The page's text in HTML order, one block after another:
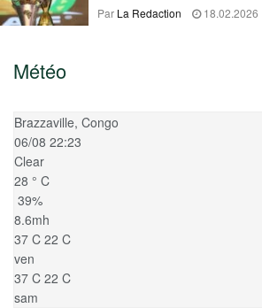
Par La Redaction 18.02.2026
Météo
Brazzaville, Congo
06/08 22:23
Clear
28 ° C
39%
8.6mh
37 C 22 C
ven
37 C 22 C
sam